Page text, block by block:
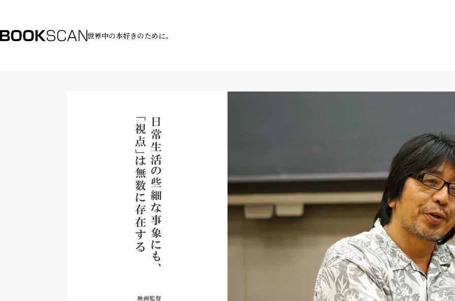
世界中の本好きのために。